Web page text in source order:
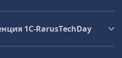
1C‑RarusTechDay